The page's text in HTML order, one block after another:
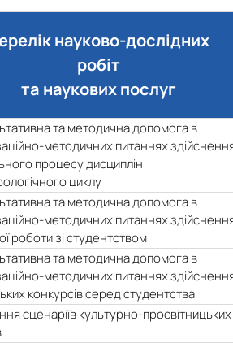
флористика"
ансамбль "Дивосвіт"
студія "Вовняні мрії"
науково-дослідних
робіт
та наукових послуг
та методична допомога в
методичних питаннях
процесу дисциплін
циклу
та методична допомога в
методичних питаннях
роботи зі студентством
та методична допомога в
методичних питаннях
конкурсів серед студентства
сценаріїв культурно-просвітницьких